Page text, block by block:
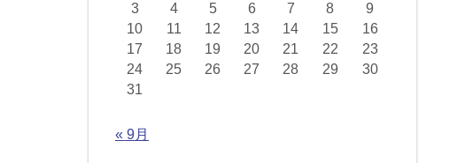
3
4 5 6 7 8
9
10
11 12 13 14 15
16
17
18 19 20 21 22
23
24
25 26 27 28 29
30
31
« 9月